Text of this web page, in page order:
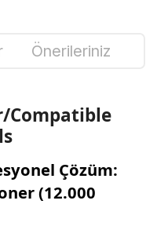
Önerileriniz
Compatible
Çözüm:
(12.000